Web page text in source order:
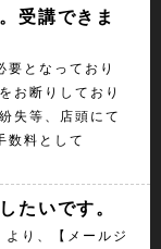
受講できま
要となっており
お断りしており
失等、店頭にて
数料として
たいです。
より、【メールジ